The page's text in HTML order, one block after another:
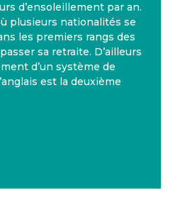
d’ensoleillement par an.
plusieurs nationalités se
les premiers rangs des
sa retraite. D’ailleurs
d’un système de
est la deuxième